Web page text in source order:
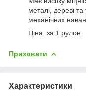
металі, дереві
механічних
Ціна: за 1 рулон
Приховати
Характеристики